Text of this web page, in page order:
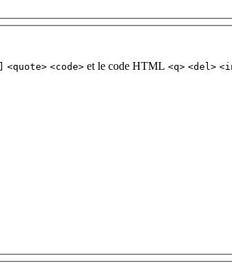
<quote> <code> et le code HTML <q> <del>